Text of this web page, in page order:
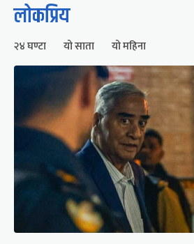
लोकप्रिय
२४ घण्टा यो साता यो महिना